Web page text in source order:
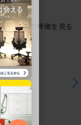
シリーズの特徴を見る